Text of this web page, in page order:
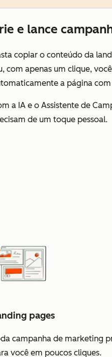
e lance
copiar o conteúdo da
com apenas um clique,
a página
a IA e o Assistente de
de um toque pessoal.
pages
campanha de marketing
você em poucos cliques.